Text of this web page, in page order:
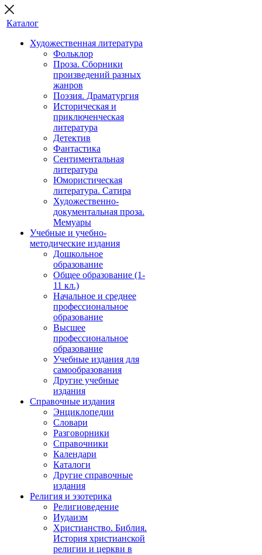
Каталог
Художественная литература
Фольклор
Проза. Сборники
произведений разных
жанров
Поэзия. Драматургия
Историческая и
приключенческая
литература
Детектив
Фантастика
Сентиментальная
литература
Юмористическая
литература. Сатира
Художественно-
документальная проза.
Мемуары
Учебные и учебно-
методические издания
Дошкольное
образование
Общее образование (1-
11 кл.)
Начальное и среднее
профессиональное
образование
Высшее
профессиональное
образование
Учебные издания для
самообразования
Другие учебные
издания
Справочные издания
Энциклопедии
Словари
Разговорники
Справочники
Календари
Каталоги
Другие справочные
издания
Религия и эзотерика
Религиоведение
Иудаизм
Христианство. Библия.
История христианской
религии и церкви в